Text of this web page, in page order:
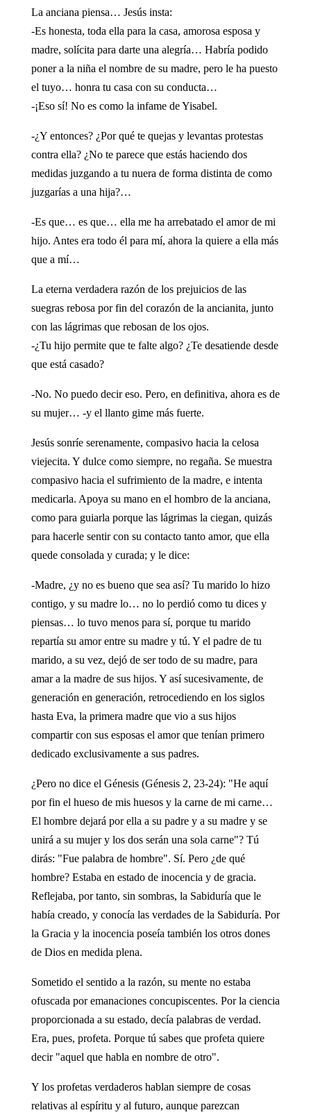
La anciana piensa… Jesús insta:
-Es honesta, toda ella para la casa, amorosa esposa y
madre, solícita para darte una alegría… Habría podido
poner a la niña el nombre de su madre, pero le ha puesto
el tuyo… honra tu casa con su conducta…
-¡Eso sí! No es como la infame de Yisabel.
-¿Y entonces? ¿Por qué te quejas y levantas protestas
contra ella? ¿No te parece que estás haciendo dos
medidas juzgando a tu nuera de forma distinta de como
juzgarías a una hija?…
-Es que… es que… ella me ha arrebatado el amor de mi
hijo. Antes era todo él para mí, ahora la quiere a ella más
que a mí…
La eterna verdadera razón de los prejuicios de las
suegras rebosa por fin del corazón de la ancianita, junto
con las lágrimas que rebosan de los ojos.
-¿Tu hijo permite que te falte algo? ¿Te desatiende desde
que está casado?
-No. No puedo decir eso. Pero, en definitiva, ahora es de
su mujer… -y el llanto gime más fuerte.
Jesús sonríe serenamente, compasivo hacia la celosa
viejecita. Y dulce como siempre, no regaña. Se muestra
compasivo hacia el sufrimiento de la madre, e intenta
medicarla. Apoya su mano en el hombro de la anciana,
como para guiarla porque las lágrimas la ciegan, quizás
para hacerle sentir con su contacto tanto amor, que ella
quede consolada y curada; y le dice:
-Madre, ¿y no es bueno que sea así? Tu marido lo hizo
contigo, y su madre lo… no lo perdió como tu dices y
piensas… lo tuvo menos para sí, porque tu marido
repartía su amor entre su madre y tú. Y el padre de tu
marido, a su vez, dejó de ser todo de su madre, para
amar a la madre de sus hijos. Y así sucesivamente, de
generación en generación, retrocediendo en los siglos
hasta Eva, la primera madre que vio a sus hijos
compartir con sus esposas el amor que tenían primero
dedicado exclusivamente a sus padres.
¿Pero no dice el Génesis (Génesis 2, 23-24): "He aquí
por fin el hueso de mis huesos y la carne de mi carne…
El hombre dejará por ella a su padre y a su madre y se
unirá a su mujer y los dos serán una sola carne"? Tú
dirás: "Fue palabra de hombre". Sí. Pero ¿de qué
hombre? Estaba en estado de inocencia y de gracia.
Reflejaba, por tanto, sin sombras, la Sabiduría que le
había creado, y conocía las verdades de la Sabiduría. Por
la Gracia y la inocencia poseía también los otros dones
de Dios en medida plena.
Sometido el sentido a la razón, su mente no estaba
ofuscada por emanaciones concupiscentes. Por la ciencia
proporcionada a su estado, decía palabras de verdad.
Era, pues, profeta. Porque tú sabes que profeta quiere
decir "aquel que habla en nombre de otro".
Y los profetas verdaderos hablan siempre de cosas
relativas al espíritu y al futuro, aunque parezcan